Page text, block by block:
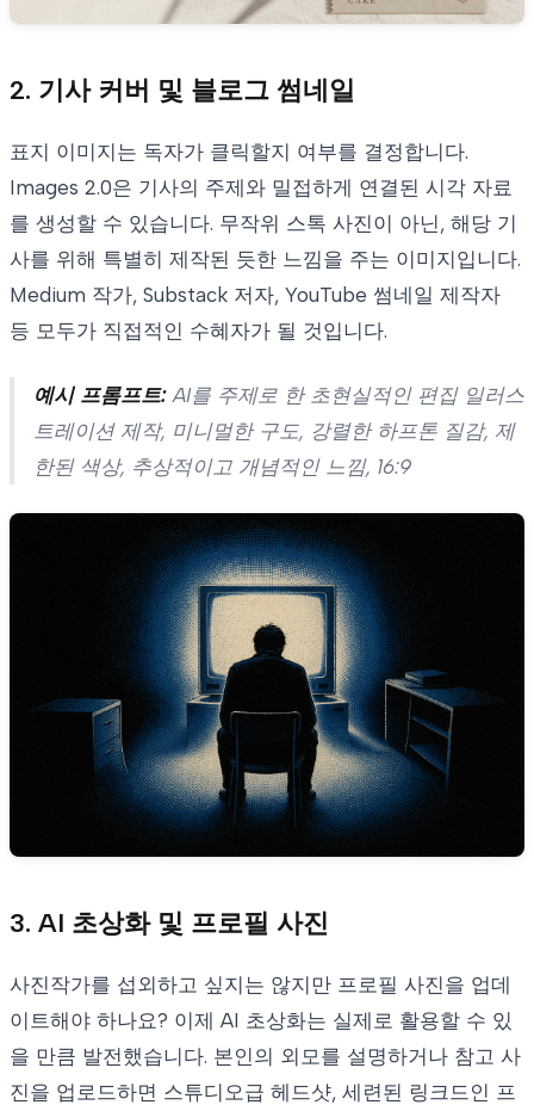
2. 기사 커버 및 블로그 썸네일
표지 이미지는 독자가 클릭할지 여부를 결정합니다.
Images 2.0은 기사의 주제와 밀접하게 연결된 시각 자료
를 생성할 수 있습니다. 무작위 스톡 사진이 아닌, 해당 기
사를 위해 특별히 제작된 듯한 느낌을 주는 이미지입니다.
Medium 작가, Substack 저자, YouTube 썸네일 제작자
등 모두가 직접적인 수혜자가 될 것입니다.
예시 프롬프트: AI를 주제로 한 초현실적인 편집 일러스
트레이션 제작, 미니멀한 구도, 강렬한 하프톤 질감, 제
한된 색상, 추상적이고 개념적인 느낌, 16:9
3. AI 초상화 및 프로필 사진
사진작가를 섭외하고 싶지는 않지만 프로필 사진을 업데
이트해야 하나요? 이제 AI 초상화는 실제로 활용할 수 있
을 만큼 발전했습니다. 본인의 외모를 설명하거나 참고 사
진을 업로드하면 스튜디오급 헤드샷, 세련된 링크드인 프